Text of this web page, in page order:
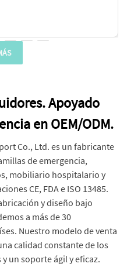
Apoyado
en OEM/ODM.
Co., Ltd. es un fabricante
de emergencia,
mobiliario hospitalario y
CE, FDA e ISO 13485.
y diseño bajo
a más de 30
Nuestro modelo de venta
calidad constante de los
un soporte ágil y eficaz.